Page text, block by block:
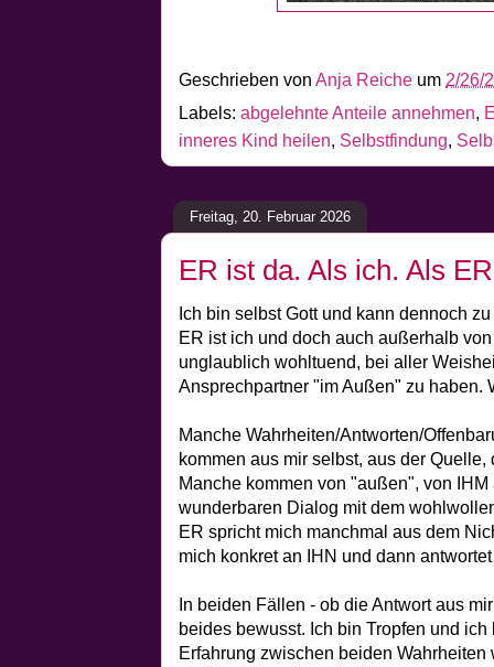
Geschrieben von Anja Reiche um 2/26/
Labels: abgelehnte Anteile annehmen,
inneres Kind heilen, Selbstfindung,
Freitag, 20. Februar 2026
ER ist da. Als ich. Als
Ich bin selbst Gott und kann dennoch
ER ist ich und doch auch außerhalb
unglaublich wohltuend, bei aller
Ansprechpartner "im Außen" zu haben.
Manche Wahrheiten/Antworten/
kommen aus mir selbst, aus der
Manche kommen von "außen", von
wunderbaren Dialog mit dem
ER spricht mich manchmal aus dem
mich konkret an IHN und dann
In beiden Fällen - ob die Antwort aus
beides bewusst. Ich bin Tropfen und
Erfahrung zwischen beiden